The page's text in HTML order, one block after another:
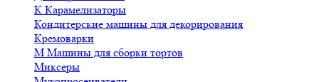
К Карамелизаторы
Кондитерские машины для декорирования
Кремоварки
М Машины для сборки тортов
Миксеры